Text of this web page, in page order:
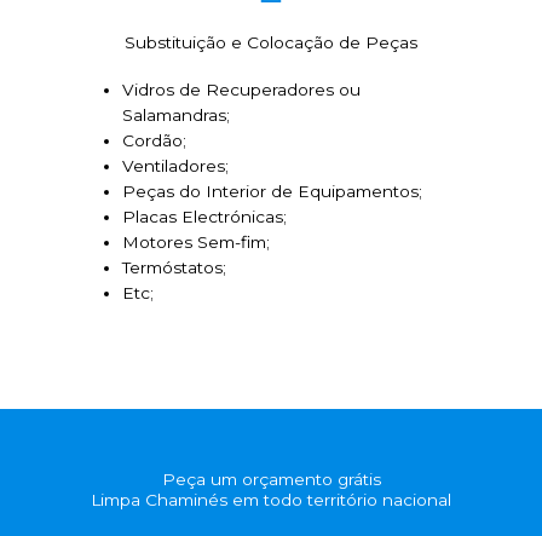
Substituição e Colocação de Peças
Vidros de Recuperadores ou
Salamandras;
Cordão;
Ventiladores;
Peças do Interior de Equipamentos;
Placas Electrónicas;
Motores Sem-fim;
Termóstatos;
Etc;
Peça um orçamento grátis
Limpa Chaminés em todo território nacional